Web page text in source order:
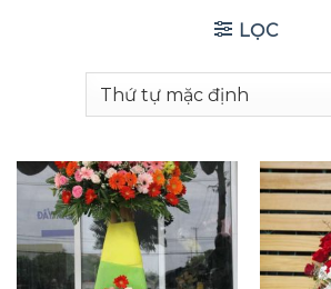
LỌC